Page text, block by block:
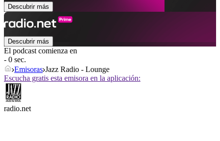
Descubrir más
Descubrir más
El podcast comienza en
- 0 sec.
Emisoras Jazz Radio - Lounge
Escucha gratis esta emisora en la aplicación:
radio.net